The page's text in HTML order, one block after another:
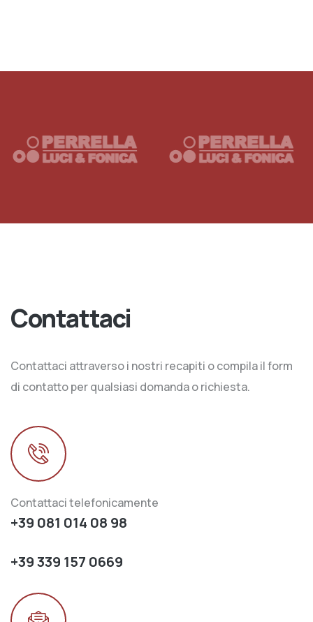
Contattaci
Contattaci attraverso i nostri recapiti o compila il form
di contatto per qualsiasi domanda o richiesta.
Contattaci telefonicamente
+39 081 014 08 98
+39 339 157 0669